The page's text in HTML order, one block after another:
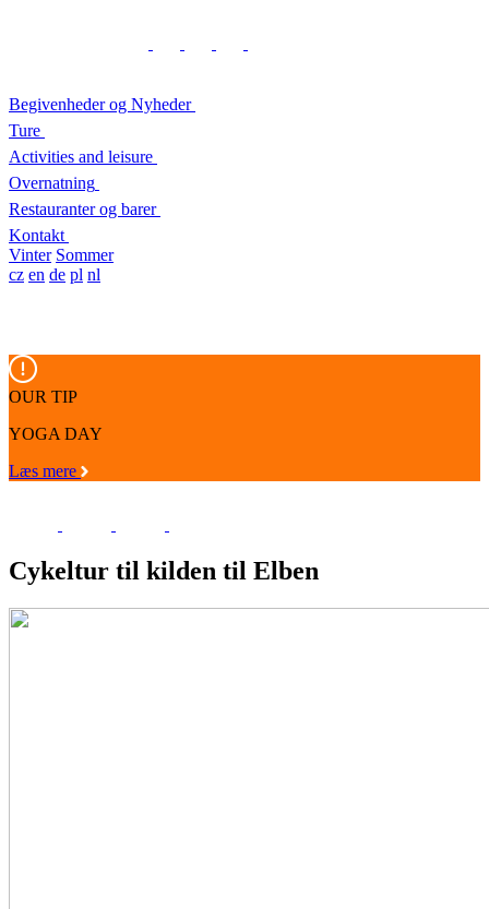
Begivenheder og Nyheder
Ture
Activities and leisure
Overnatning
Restauranter og barer
Kontakt
Vinter Sommer
cz en de pl nl
OUR TIP
YOGA DAY
Læs mere
Cykeltur til kilden til Elben